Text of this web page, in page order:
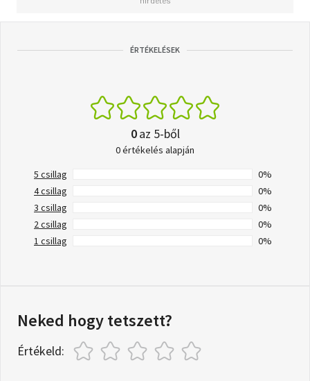
ÉRTÉKELÉSEK
0az 5-ből
0 értékelés alapján
5 csillag
0%
4 csillag
0%
3 csillag
0%
2 csillag
0%
1 csillag
0%
Neked hogy tetszett?
Értékeld: